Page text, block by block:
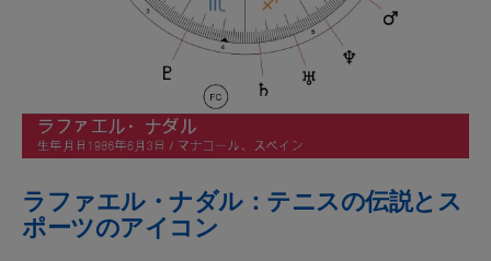
ラファエル・ナダル：テニスの伝説とス
ポーツのアイコン